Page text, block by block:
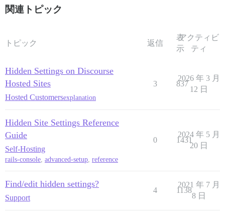
関連トピック
トピック 返信
表
示
アクティビ
ティ
Hidden Settings on Discourse
Hosted Sites
Hosted Customersexplanation
3 837
2026 年 3 月
12 日
Hidden Site Settings Reference
Guide
Self-Hosting
rails-console, advanced-setup, reference
0 1431
2024 年 5 月
20 日
Find/edit hidden settings?
Support
4 1138
2021 年 7 月
8 日